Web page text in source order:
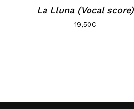
La Lluna (Vocal score)
19,50€